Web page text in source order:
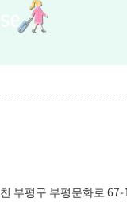
부평구 부평문화로 67-